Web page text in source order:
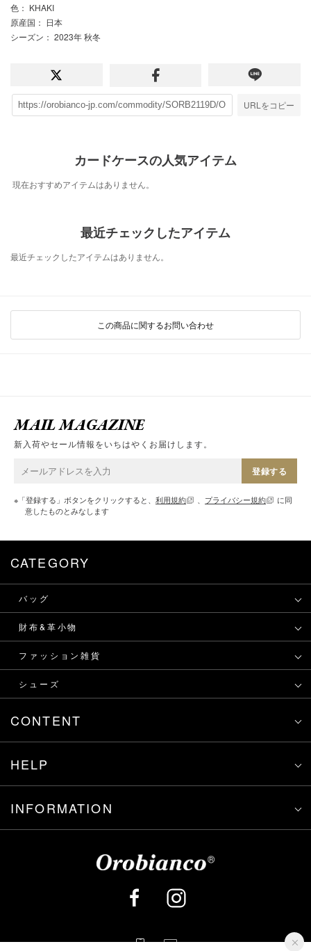
色 ： KHAKI
原産国 ： 日本
シーズン ： 2023年 秋冬
URLをコピー
カードケースの人気アイテム
現在おすすめアイテムはありません。
最近チェックしたアイテム
最近チェックしたアイテムはありません。
この商品に関するお問い合わせ
MAIL MAGAZINE
新入荷やセール情報をいちはやくお届けします。
登録する
※「登録する」ボタンをクリックすると、 利用規約 、 プライバシー規約
に同
意したものとみなします
CATEGORY
バッグ
財布&革小物
ファッション雑貨
シューズ
CONTENT
HELP
INFORMATION